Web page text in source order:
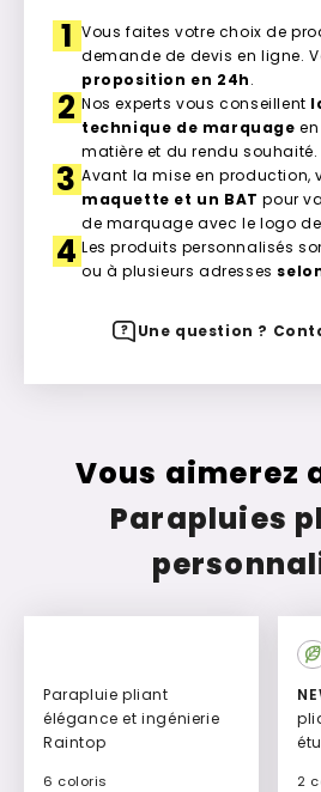
1 Vous faites votre choix de
demande de devis en ligne.
proposition en 24h.
2 Nos experts vous conseillent
technique de marquage
matière et du rendu souhaité.
3 Avant la mise en production,
maquette et un BAT pour
de marquage avec le logo de
4 Les produits personnalisés
ou à plusieurs adresses
Une question ?
Vous aimerez
Parapluies
Parapluie pliant
élégance et ingénierie
Raintop
6 coloris 2